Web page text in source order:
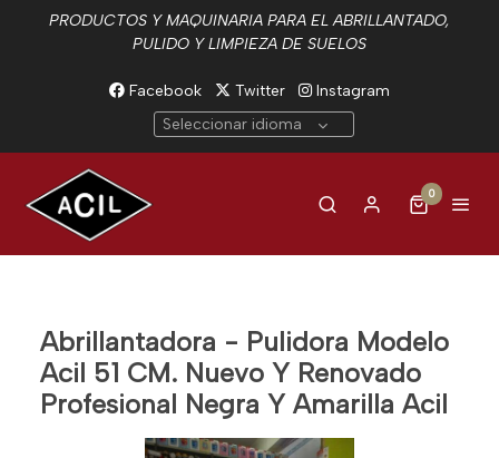
PRODUCTOS Y MAQUINARIA PARA EL ABRILLANTADO,
PULIDO Y LIMPIEZA DE SUELOS
Facebook Twitter
Instagram
Seleccionar idioma
0
Abrillantadora - Pulidora Modelo
Acil 51 CM. Nuevo Y Renovado
Profesional Negra Y Amarilla Acil